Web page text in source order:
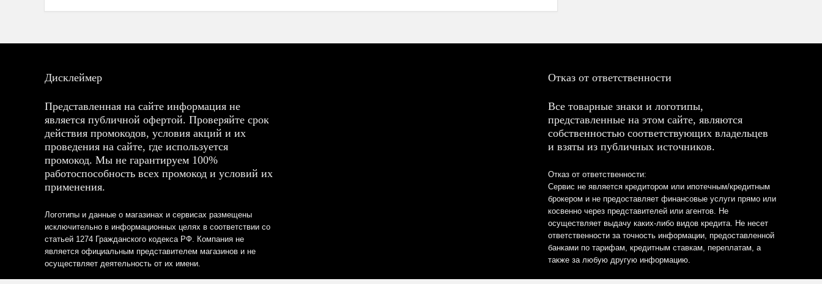
Дисклеймер
Представленная на сайте информация не
является публичной офертой. Проверяйте срок
действия промокодов, условия акций и их
проведения на сайте, где используется
промокод. Мы не гарантируем 100%
работоспособность всех промокод и условий их
применения.
Логотипы и данные о магазинах и сервисах размещены
исключительно в информационных целях в соответствии со
статьей 1274 Гражданского кодекса РФ. Компания не
является официальным представителем магазинов и не
осуществляет деятельность от их имени.
Отказ от ответственности
Все товарные знаки и логотипы,
представленные на этом сайте, являются
собственностью соответствующих владельцев
и взяты из публичных источников.
Отказ от ответственности:
Сервис не является кредитором или ипотечным/кредитным
брокером и не предоставляет финансовые услуги прямо или
косвенно через представителей или агентов. Не
осуществляет выдачу каких-либо видов кредита. Не несет
ответственности за точность информации, предоставленной
банками по тарифам, кредитным ставкам, переплатам, а
также за любую другую информацию.